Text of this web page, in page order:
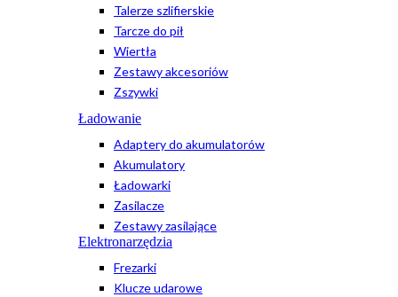
Talerze szlifierskie
Tarcze do pił
Wiertła
Zestawy akcesoriów
Zszywki
Ładowanie
Adaptery do akumulatorów
Akumulatory
Ładowarki
Zasilacze
Zestawy zasilające
Elektronarzędzia
Frezarki
Klucze udarowe